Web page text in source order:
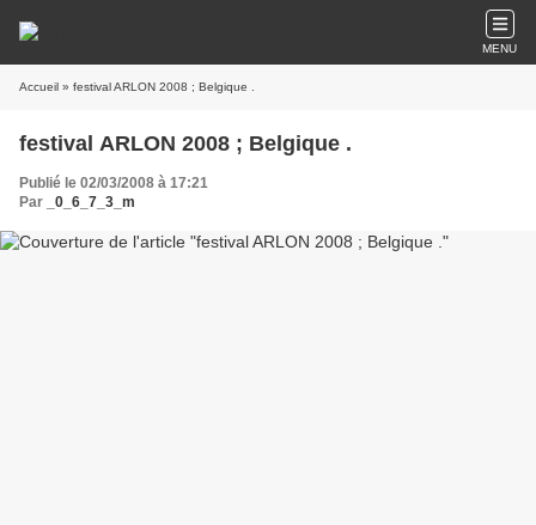
MENU
Accueil » festival ARLON 2008 ; Belgique .
festival ARLON 2008 ; Belgique .
Publié le 02/03/2008 à 17:21
Par
_0_6_7_3_m